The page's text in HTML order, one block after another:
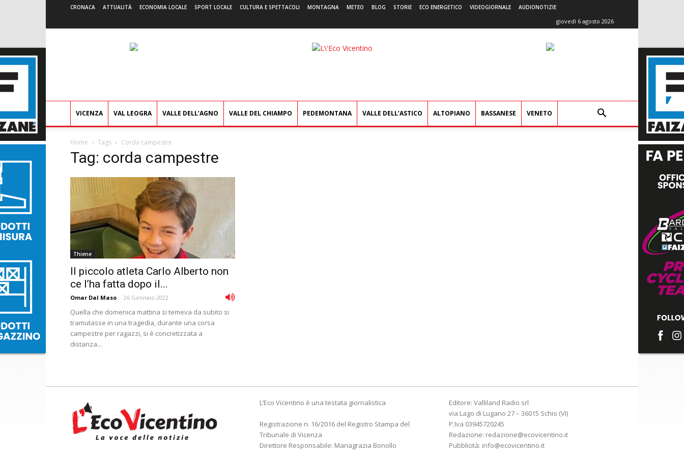
CRONACA ATTUALITÀ ECONOMIA LOCALE SPORT LOCALE CULTURA E SPETTACOLI MONTAGNA METEO BLOG STORIE ECO ENERGETICO VIDEOGIORNALE AUDIONOTIZIE
giovedì 6 agosto 2026
L'Eco
VICENZA VAL LEOGRA VALLE DELL’AGNO VALLE DEL CHIAMPO PEDEMONTANA VALLE DELL’ASTICO ALTOPIANO BASSANESE VENETO
Home Tags Corda campestre
Tag: corda campestre
Thiene
Il piccolo atleta Carlo Alberto non
ce l’ha fatta dopo il...
Omar Dal Maso - 26 Gennaio 2022
Quella che domenica mattina si temeva da subito si
tramutasse in una tragedia, durante una corsa
campestre per ragazzi, si è concretizzata a
distanza...
L’Eco Vicentino è una testata giornalistica
Registrazione n. 16/2016 del Registro Stampa del
Tribunale di Vicenza
Direttore Responsabile: Mariagrazia Bonollo
Editore: Valliland Radio srl
via Lago di Lugano 27 – 36015 Schio (VI)
P.Iva 03945720245
Redazione: redazione@ecovicentino.it
Pubblicità: info@ecovicentino.it